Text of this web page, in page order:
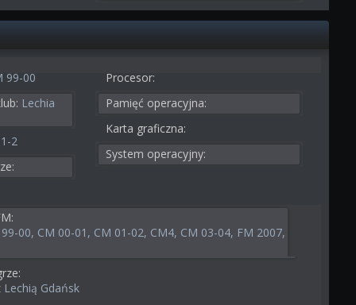
99-00
Lechia
2
Procesor:
Pamięć operacyjna:
Karta graficzna:
System operacyjny:
00, CM 00-01, CM 01-02, CM4, CM 03-04, FM 2007,
Gdańsk